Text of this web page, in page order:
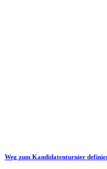
Weg zum Kandidatenturnier